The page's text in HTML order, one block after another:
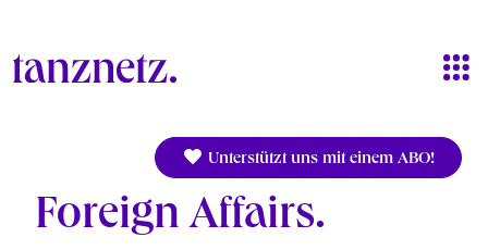
Unterstützt uns mit einem ABO!
Foreign Affairs